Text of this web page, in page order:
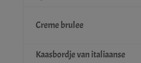
Creme brulee
Kaasbordje van italiaanse